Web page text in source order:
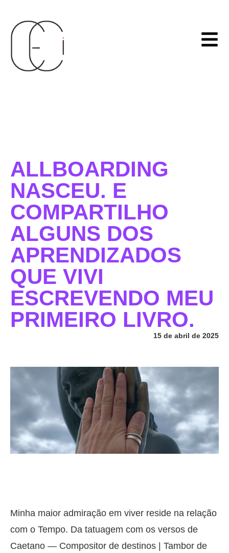
ALLBOARDING
NASCEU. E
COMPARTILHO
ALGUNS DOS
APRENDIZADOS
QUE VIVI
ESCREVENDO MEU
PRIMEIRO LIVRO.
15 de abril de 2025
Minha maior admiração em viver reside na relação
com o Tempo. Da tatuagem com os versos de
Caetano — Compositor de destinos | Tambor de